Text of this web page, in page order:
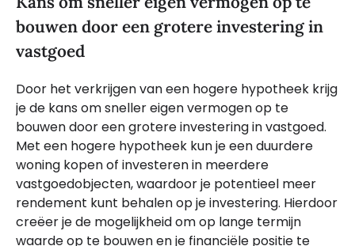
bouwen door een grotere investering in
vastgoed
Door het verkrijgen van een hogere hypotheek krijg
je de kans om sneller eigen vermogen op te
bouwen door een grotere investering in vastgoed.
Met een hogere hypotheek kun je een duurdere
woning kopen of investeren in meerdere
vastgoedobjecten, waardoor je potentieel meer
rendement kunt behalen op je investering. Hierdoor
creëer je de mogelijkheid om op lange termijn
waarde op te bouwen en je financiële positie te